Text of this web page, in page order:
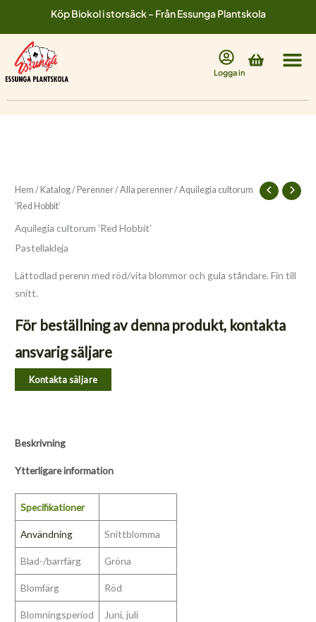
innehåll
Köp Biokol i storsäck - Från Essunga Plantskola
Logga in
Varukorg
Hem / Katalog/ Perenner/Alla perenner/ Aquilegia cultorum
’Red Hobbit’
Aquilegia cultorum ’Red Hobbit’
Pastellakleja
Lättodlad perenn med röd/vita blommor och gula ståndare. Fin till
snitt.
För beställning av denna produkt, kontakta
ansvarig säljare
Kontakta säljare
Beskrivning
Ytterligare information
Specifikationer
Användning Snittblomma
Blad-/barrfärg Gröna
Blomfärg Röd
Blomningsperiod Juni, juli